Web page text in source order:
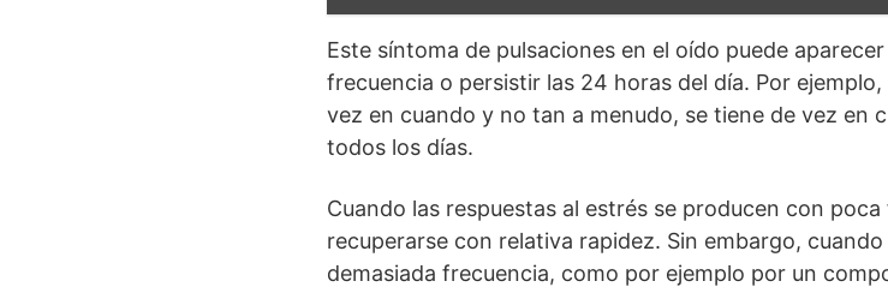
Este síntoma de pulsaciones en el oído puede
frecuencia o persistir las 24 horas del día. Por
vez en cuando y no tan a menudo, se tiene de vez en
todos los días.
Cuando las respuestas al estrés se producen con
recuperarse con relativa rapidez. Sin embargo,
demasiada frecuencia, como por ejemplo por un